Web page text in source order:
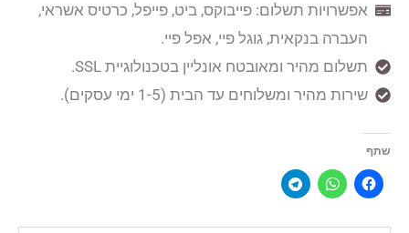
אפשרויות תשלום: פייבוקס, ביט, פייפל, כרטיס אשראי,
העברה בנקאית, גוגל פיי, אפל פיי.
תשלום מהיר ומאובטח אונליין בטכנולוגיית SSL.
שירות מהיר ומשלוחים עד הבית (1-5 ימי עסקים).
שתף